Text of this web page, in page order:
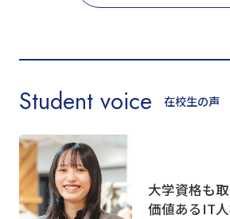
Student voice 在校生の声
大学資格も
価値あるIT